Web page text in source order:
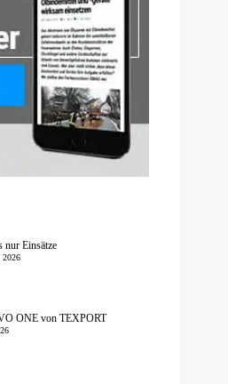
nur Einsätze
2026
ONE von TEXPORT